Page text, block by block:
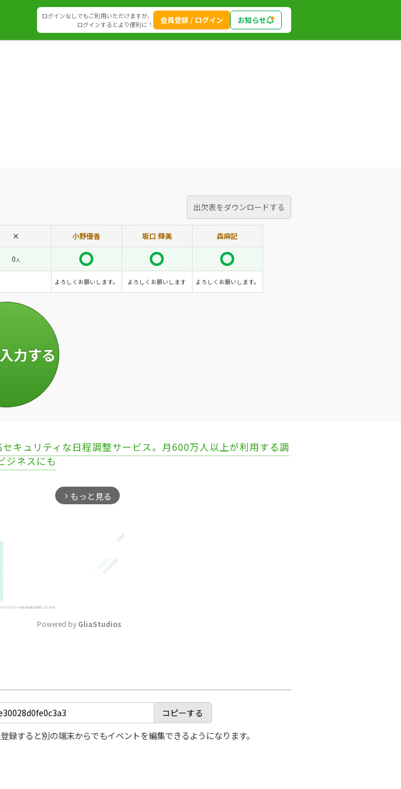
ログインなしでもご利用いただけますが、
ログインするとより便利に！
会員登録 / ログイン お知らせ
出欠表をダウンロードする
× 小野優香 坂口 輝美 森麻記
0人
よろしくお願いします。 よろしくお願いします よろしくお願いします。
キュリティな日程調整サービス。月600万人以上が利用する調
ジネスにも
arrow_forward_ios もっと見る
Powered by GliaStudios
コピーする
すると別の端末からでもイベントを編集できるようになります。